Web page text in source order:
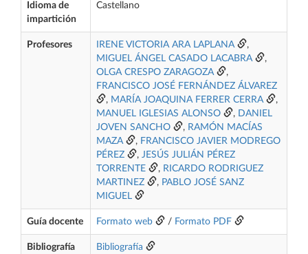
Idioma de
impartición
Castellano
Profesores IRENE VICTORIA ARA LAPLANA
,
MIGUEL ÁNGEL CASADO LACABRA
,
OLGA CRESPO ZARAGOZA
,
FRANCISCO JOSÉ FERNÁNDEZ ÁLVAREZ
, MARÍA JOAQUINA FERRER CERRA
,
MANUEL IGLESIAS ALONSO
, DANIEL
JOVEN SANCHO
, RAMÓN MACÍAS
MAZA
, FRANCISCO JAVIER MODREGO
PÉREZ
, JESÚS JULIÁN PÉREZ
TORRENTE
, RICARDO RODRIGUEZ
MARTINEZ
, PABLO JOSÉ SANZ
MIGUEL
Guía docente Formato web / Formato PDF
Bibliografía
Bibliografía